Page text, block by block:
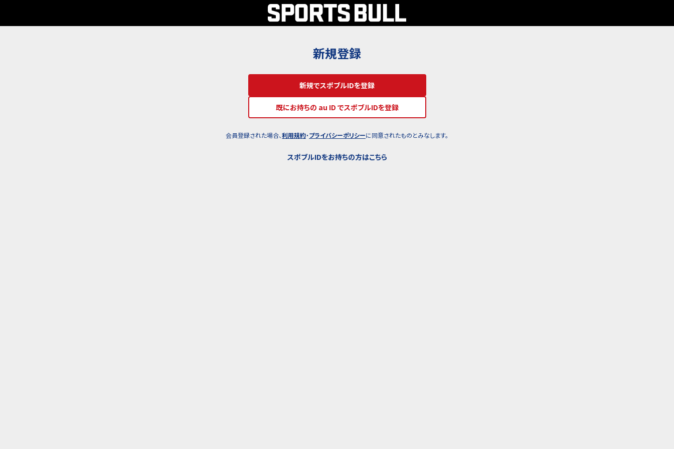
新規登録
新規でスポブルIDを登録
既にお持ちの au ID でスポブルIDを登録
会員登録された場合、利用規約・プライバシーポリシーに同意されたものとみなします。
スポブルIDをお持ちの方はこちら